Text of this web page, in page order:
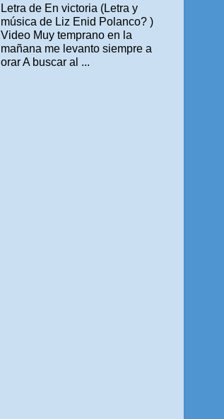
Letra de En victoria (Letra y
música de Liz Enid Polanco? )
Video Muy temprano en la
mañana me levanto siempre a
orar A buscar al ...